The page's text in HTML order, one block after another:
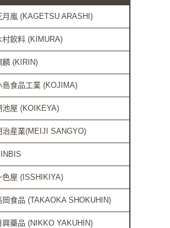
月嵐 (KAGETSU ARASHI)
村飲料 (KIMURA)
麟 (KIRIN)
島食品工業 (KOJIMA)
池屋 (KOIKEYA)
治産業(MEIJI SANGYO)
色屋 (ISSHIKIYA)
岡食品 (TAKAOKA SHOKUHIN)
興藥品 (NIKKO YAKUHIN)